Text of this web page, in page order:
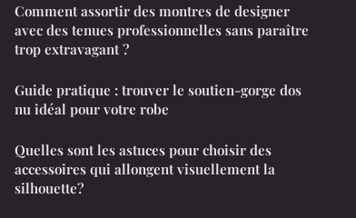
Comment assortir des montres de designer
avec des tenues professionnelles sans paraître
trop extravagant ?
Guide pratique : trouver le soutien-gorge dos
nu idéal pour votre robe
Quelles sont les astuces pour choisir des
accessoires qui allongent visuellement la
silhouette?